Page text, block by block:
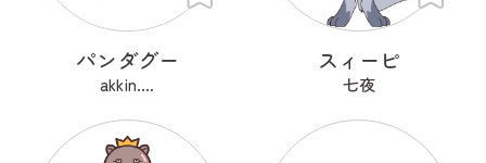
パンダグー
akkin....
スィーピ
七夜